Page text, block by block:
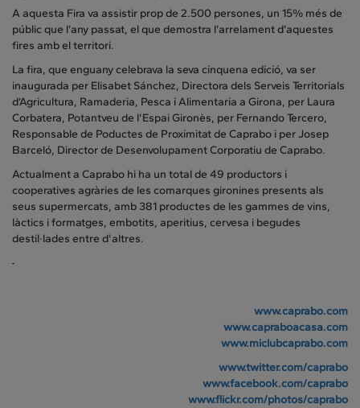
A aquesta Fira va assistir prop de 2.500 persones, un 15% més de
públic que l’any passat, el que demostra l’arrelament d’aquestes
fires amb el territori.
La fira, que enguany celebrava la seva cinquena edició, va ser
inaugurada per Elisabet Sánchez, Directora dels Serveis Territorials
d’Agricultura, Ramaderia, Pesca i Alimentaria a Girona, per Laura
Corbatera, Potantveu de l’Espai Gironès, per Fernando Tercero,
Responsable de Poductes de Proximitat de Caprabo i per Josep
Barceló, Director de Desenvolupament Corporatiu de Caprabo.
Actualment a Caprabo hi ha un total de 49 productors i
cooperatives agràries de les comarques gironines presents als
seus supermercats, amb 381 productes de les gammes de vins,
làctics i formatges, embotits, aperitius, cervesa i begudes
destil·lades entre d'altres.
www.caprabo.com
www.capraboacasa.com
www.miclubcaprabo.com
www.twitter.com/caprabo
www.facebook.com/caprabo
www.flickr.com/photos/caprabo